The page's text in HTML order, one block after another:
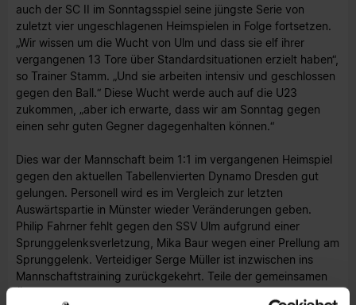
auch der SC II im Sonntagsspiel seine jüngste Serie von
zuletzt vier ungeschlagenen Heimspielen in Folge fortsetzen.
„Wir wissen um die Wucht von Ulm und dass sie elf ihrer
vergangenen 13 Tore über Standardsituationen erzielt haben“,
so Trainer Stamm. „Und sie arbeiten intensiv und geschlossen
gegen den Ball.“ Diese Wucht werde auch auf die U23
zukommen, „aber ich erwarte, dass wir am Sonntag gegen
einen sehr guten Gegner dagegenhalten können.“
Dies war der Mannschaft beim 1:1 im vergangenen Heimspiel
gegen den aktuellen Tabellenvierten Dynamo Dresden gut
gelungen. Personell wird es im Vergleich zur letzten
Auswärtspartie in Münster wieder Veränderungen geben.
Philip Fahrner fehlt gegen den SSV Ulm aufgrund einer
Sprunggelenksverletzung, Mika Baur wegen einer Prellung am
Sprunggelenk. Verteidiger Serge Müller ist inzwischen ins
Mannschaftstraining zurückgekehrt. Teile der gemeinsamen